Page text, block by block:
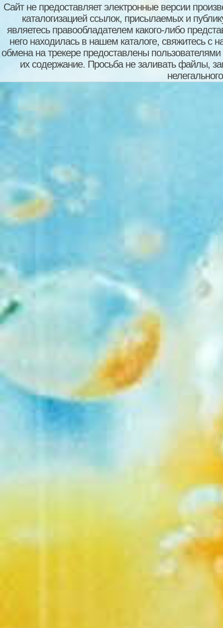
Сайт не предоставляет электронные версии
каталогизацией ссылок, присылаемых и
являетесь правообладателем какого-либо
него находилась в нашем каталоге, свяжитесь
обмена на трекере предоставлены пользователями
их содержание. Просьба не заливать файлы,